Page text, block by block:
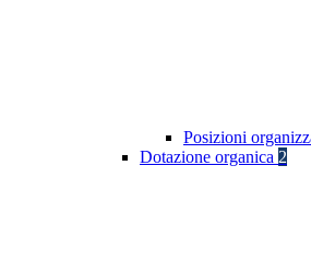
Posizioni
Dotazione organica 2